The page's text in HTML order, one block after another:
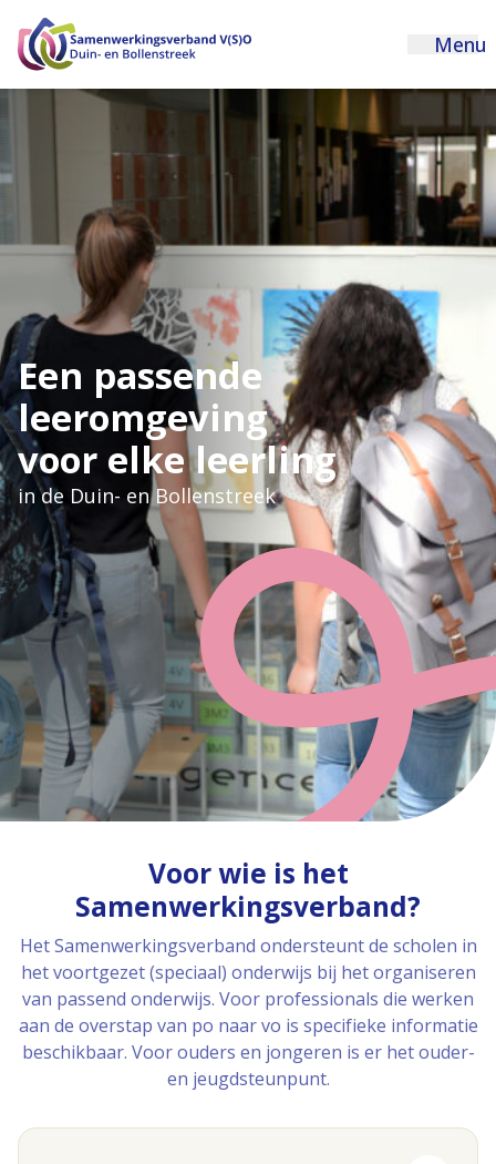
Menu
Een passende
leeromgeving
voor elke leerling
in de Duin- en Bollenstreek
Voor wie is het
Samenwerkingsverband?
Het Samenwerkingsverband ondersteunt de scholen in
het voortgezet (speciaal) onderwijs bij het organiseren
van passend onderwijs. Voor professionals die werken
aan de overstap van po naar vo is specifieke informatie
beschikbaar. Voor ouders en jongeren is er het ouder-
en jeugdsteunpunt.